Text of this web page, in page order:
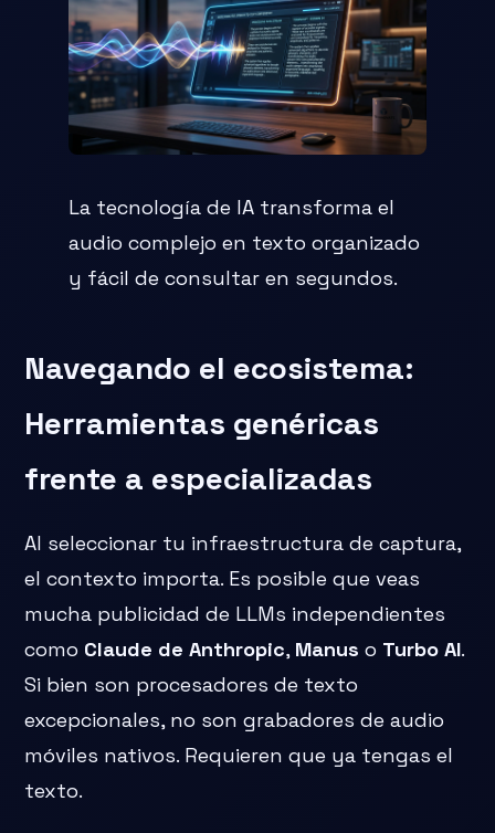
La tecnología de IA transforma el
audio complejo en texto organizado
y fácil de consultar en segundos.
Navegando el ecosistema:
Herramientas genéricas
frente a especializadas
Al seleccionar tu infraestructura de captura,
el contexto importa. Es posible que veas
mucha publicidad de LLMs independientes
como Claude de Anthropic, Manus o Turbo AI.
Si bien son procesadores de texto
excepcionales, no son grabadores de audio
móviles nativos. Requieren que ya tengas el
texto.